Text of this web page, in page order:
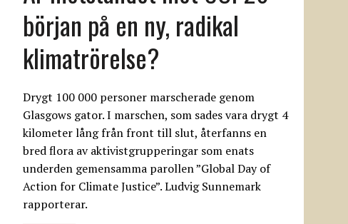
början på en ny, radikal
klimatrörelse?
Drygt 100 000 personer marscherade genom
Glasgows gator. I marschen, som sades vara drygt 4
kilometer lång från front till slut, återfanns en
bred flora av aktivistgrupperingar som enats
underden gemensamma parollen ”Global Day of
Action for Climate Justice”. Ludvig Sunnemark
rapporterar.